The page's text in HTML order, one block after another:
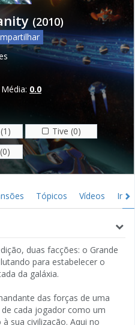
(2010)
0.0
Tive (0)
Tópicos Vídeos
duas facções: o Grande
para estabelecer o
da galáxia.
das forças de uma
cada jogador como um
sua civilização. Aqui no